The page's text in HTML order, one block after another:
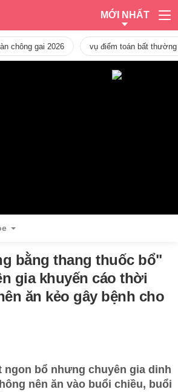
MỚI NHẤT
chông gai 2026 vụ điểm toán bất
bằng thang thuốc bổ"
gia khuyến cáo thời
ăn kẻo gây bệnh cho
ngon bổ nhưng chuyên gia dinh
nên ăn vào buổi chiều, buổi